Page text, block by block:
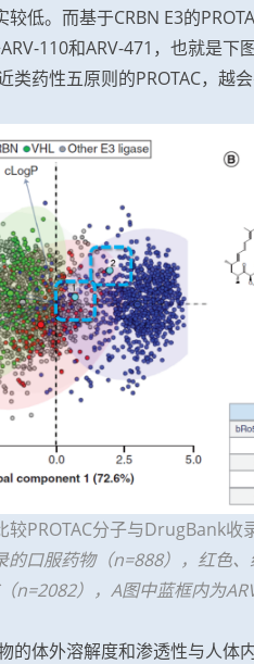
较低。而基于CRBN E3的
110和ARV-471，也就是
类药性五原则的PROTAC，越
较PROTAC分子与DrugBank收
口服药物（n=888），红色
n=2082），A图中蓝框内为
的体外溶解度和渗透性与人体